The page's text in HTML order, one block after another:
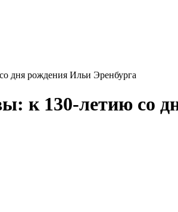
дня рождения Ильи Эренбурга
к 130-летию со